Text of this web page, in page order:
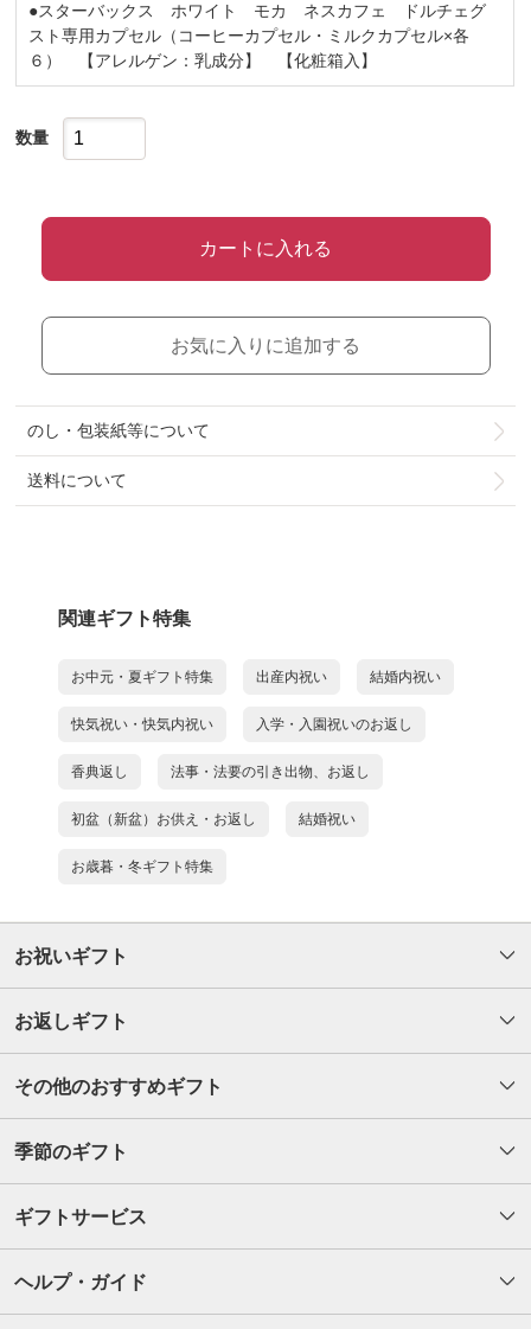
●スターバックス ホワイト モカ ネスカフェ ドルチェグ
スト専用カプセル（コーヒーカプセル・ミルクカプセル×各
６） 【アレルゲン：乳成分】 【化粧箱入】
数量
カートに入れる
お気に入りに追加する
のし・包装紙等について
送料について
関連ギフト特集
お中元・夏ギフト特集 出産内祝い 結婚内祝い
快気祝い・快気内祝い 入学・入園祝いのお返し
香典返し 法事・法要の引き出物、お返し
初盆（新盆）お供え・お返し 結婚祝い
お歳暮・冬ギフト特集
お祝いギフト
お返しギフト
その他のおすすめギフト
季節のギフト
ギフトサービス
ヘルプ・ガイド